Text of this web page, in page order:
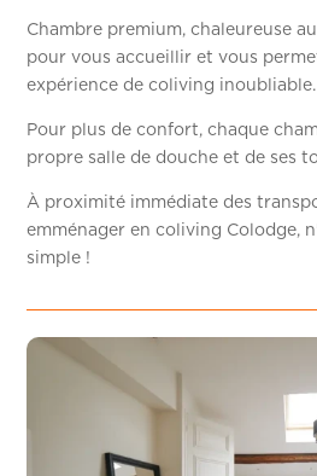
Chambre premium, chaleureuse
pour vous accueillir et vous
expérience de coliving inoubliable.
Pour plus de confort, chaque
propre salle de douche et de ses
À proximité immédiate des
emménager en coliving Colodge,
simple !